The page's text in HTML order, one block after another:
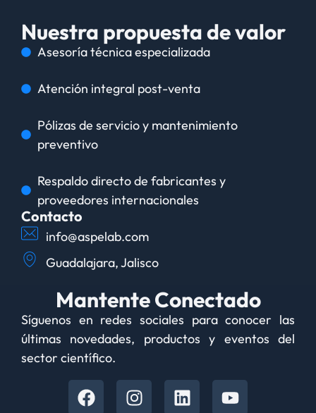
Nuestra propuesta de valor
Asesoría técnica especializada
Atención integral post-venta
Pólizas de servicio y mantenimiento
preventivo
Respaldo directo de fabricantes y
proveedores internacionales
Contacto
info@aspelab.com
Guadalajara, Jalisco
Mantente Conectado
Síguenos en redes sociales para conocer las
últimas novedades, productos y eventos del
sector científico.